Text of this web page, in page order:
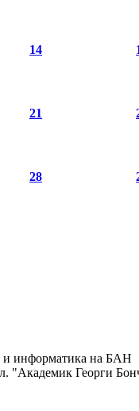
14
21
28
и информатика на БАН
"Академик Георги